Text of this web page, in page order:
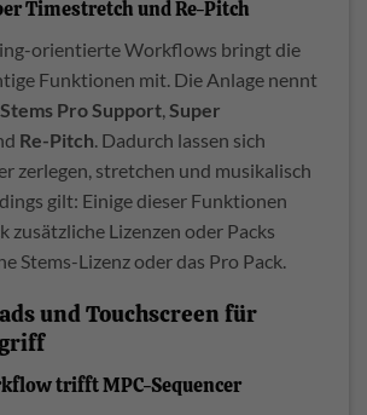
Timestretch und Re-Pitch
orientierte Workflows bringt die
Funktionen mit. Die Anlage nennt
Stems Pro Support Super
Re-Pitch . Dadurch lassen sich
zerlegen, stretchen und musikalisch
gilt: Einige dieser Funktionen
zusätzliche Lizenzen oder Packs
Stems-Lizenz oder das Pro Pack.
und Touchscreen für
trifft MPC-Sequencer